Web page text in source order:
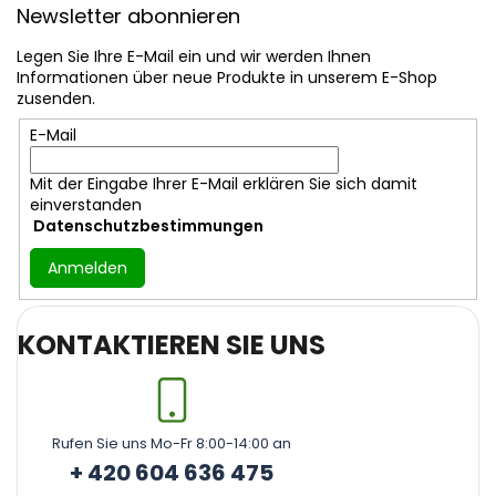
Newsletter abonnieren
Legen Sie Ihre E-Mail ein und wir werden Ihnen
Informationen über neue Produkte in unserem E-Shop
zusenden.
E-Mail
Mit der Eingabe Ihrer E-Mail erklären Sie sich damit
einverstanden
Datenschutzbestimmungen
Anmelden
KONTAKTIEREN SIE UNS
Rufen Sie uns Mo-Fr 8:00-14:00 an
+ 420 604 636 475